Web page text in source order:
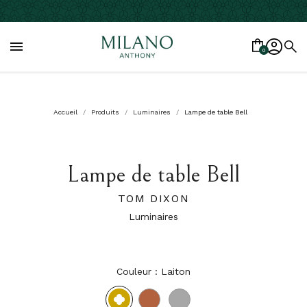
 0
Accueil Produits Luminaires Lampe de table Bell
Lampe de table Bell
TOM DIXON
Luminaires
Couleur : Laiton
LaitonCuivre Chrome